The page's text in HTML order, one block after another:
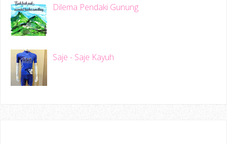
Dilema Pendaki Gunung
Saje - Saje Kayuh